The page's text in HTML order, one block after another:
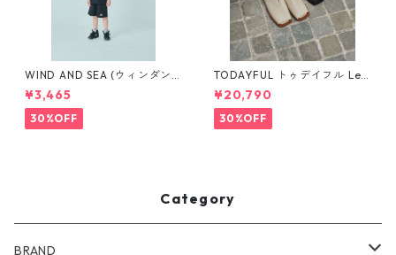
WIND AND SEA (ウィンダン
シー)SMOOTHY x WDS Child
S/S tee(BLACK)WDS-C-SMT-
25-Q4-02
¥3,465
30%OFF
TODAYFUL トゥデイフル Lea
ther Slit Sandals 12511003
¥20,790
30%OFF
Category
BRAND